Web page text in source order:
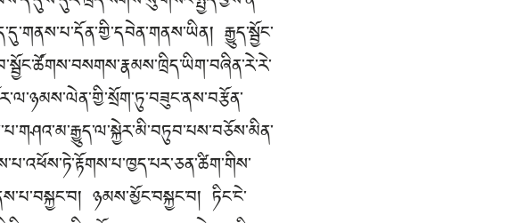
རྒྱུད་སྦྱོང་
ཉམས་མྱོང་བསྐྱང་བ། ཏིང་ངེ་